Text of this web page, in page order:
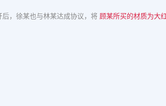
，徐某也与林某达成协议，将 顾某所买的材质为大